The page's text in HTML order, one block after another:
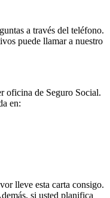
a través del teléfono.
puede llamar a nuestro
oficina de Seguro Social.
en:
lleve esta carta consigo.
si usted planifica